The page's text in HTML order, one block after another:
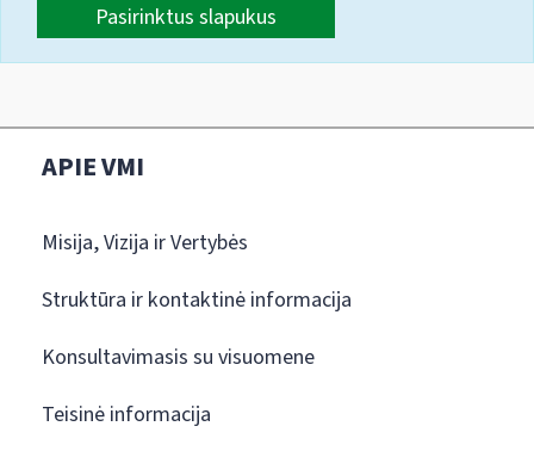
Pasirinktus slapukus
APIE VMI
Misija, Vizija ir Vertybės
Struktūra ir kontaktinė informacija
Konsultavimasis su visuomene
Teisinė informacija